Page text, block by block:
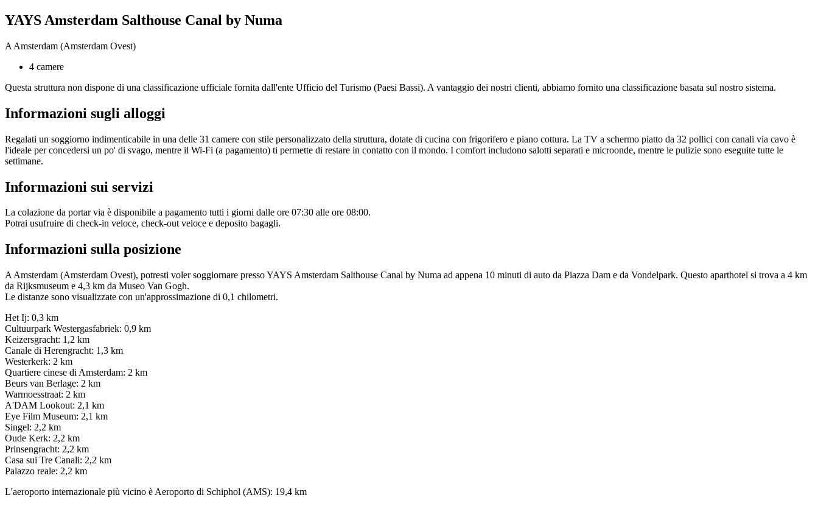
YAYS Amsterdam Salthouse Canal by Numa
A Amsterdam (Amsterdam Ovest)
4 camere
Questa struttura non dispone di una classificazione ufficiale fornita dall'ente Ufficio del Turismo (Paesi Bassi). A vantaggio dei nostri clienti, abbiamo fornito una classificazione basata sul nostro sistema.
Informazioni sugli alloggi
Regalati un soggiorno indimenticabile in una delle 31 camere con stile personalizzato della struttura, dotate di cucina con frigorifero e piano cottura. La TV a schermo piatto da 32 pollici con canali via cavo è
l'ideale per concedersi un po' di svago, mentre il Wi-Fi (a pagamento) ti permette di restare in contatto con il mondo. I comfort includono salotti separati e microonde, mentre le pulizie sono eseguite tutte le
settimane.
Informazioni sui servizi
La colazione da portar via è disponibile a pagamento tutti i giorni dalle ore 07:30 alle ore 08:00.
Potrai usufruire di check-in veloce, check-out veloce e deposito bagagli.
Informazioni sulla posizione
A Amsterdam (Amsterdam Ovest), potresti voler soggiornare presso YAYS Amsterdam Salthouse Canal by Numa ad appena 10 minuti di auto da Piazza Dam e da Vondelpark. Questo aparthotel si trova a 4 km
da Rijksmuseum e 4,3 km da Museo Van Gogh.
Le distanze sono visualizzate con un'approssimazione di 0,1 chilometri.
Het Ij: 0,3 km
Cultuurpark Westergasfabriek: 0,9 km
Keizersgracht: 1,2 km
Canale di Herengracht: 1,3 km
Westerkerk: 2 km
Quartiere cinese di Amsterdam: 2 km
Beurs van Berlage: 2 km
Warmoesstraat: 2 km
A'DAM Lookout: 2,1 km
Eye Film Museum: 2,1 km
Singel: 2,2 km
Oude Kerk: 2,2 km
Prinsengracht: 2,2 km
Casa sui Tre Canali: 2,2 km
Palazzo reale: 2,2 km
L'aeroporto internazionale più vicino è Aeroporto di Schiphol (AMS): 19,4 km